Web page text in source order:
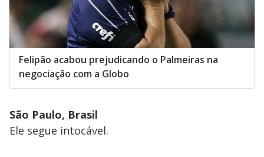
Felipão acabou prejudicando o Palmeiras na
negociação com a Globo
São Paulo, Brasil
Ele segue intocável.